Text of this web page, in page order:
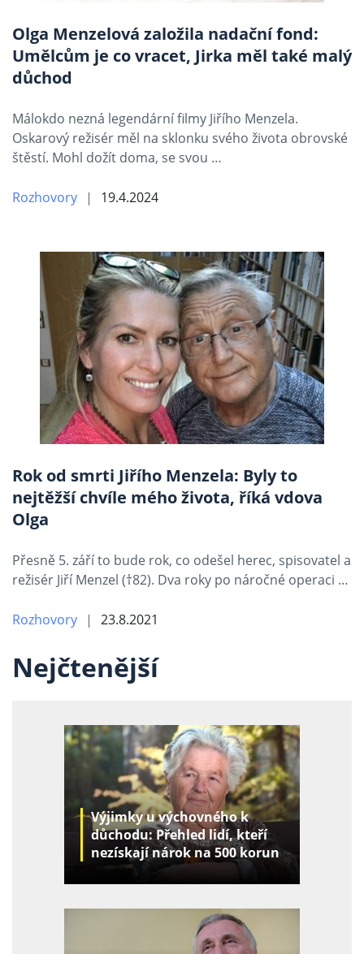
Olga Menzelová založila nadační fond:
Umělcům je co vracet, Jirka měl také malý
důchod
Málokdo nezná legendární filmy Jiřího Menzela.
Oskarový režisér měl na sklonku svého života obrovské
štěstí. Mohl dožít doma, se svou …
Rozhovory 19.4.2024
Rok od smrti Jiřího Menzela: Byly to
nejtěžší chvíle mého života, říká vdova
Olga
Přesně 5. září to bude rok, co odešel herec, spisovatel a
režisér Jiří Menzel (†82). Dva roky po náročné operaci …
Rozhovory 23.8.2021
Nejčtenější
Výjimky u výchovného k
důchodu: Přehled lidí, kteří
nezískají nárok na 500 korun
za děti